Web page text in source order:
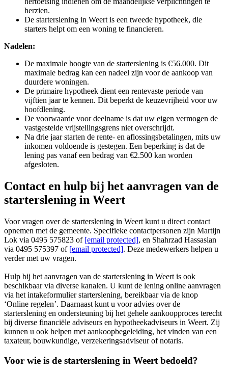
herzien.
De starterslening in Weert is een tweede hypotheek, die
starters helpt om een woning te financieren.
Nadelen:
De maximale hoogte van de starterslening is €56.000. Dit
maximale bedrag kan een nadeel zijn voor de aankoop van
duurdere woningen.
De primaire hypotheek dient een rentevaste periode van
vijftien jaar te kennen. Dit beperkt de keuzevrijheid voor uw
hoofdlening.
De voorwaarde voor deelname is dat uw eigen vermogen de
vastgestelde vrijstellingsgrens niet overschrijdt.
Na drie jaar starten de rente- en aflossingsbetalingen, mits uw
inkomen voldoende is gestegen. Een beperking is dat de
lening pas vanaf een bedrag van €2.500 kan worden
afgesloten.
Contact en hulp bij het aanvragen van de
starterslening in Weert
Voor vragen over de starterslening in Weert kunt u direct contact
opnemen met de gemeente. Specifieke contactpersonen zijn Martijn
Lok via 0495 575823 of [email protected], en Shahrzad Hassasian
via 0495 575397 of [email protected]. Deze medewerkers helpen u
verder met uw vragen.
Hulp bij het aanvragen van de starterslening in Weert is ook
beschikbaar via diverse kanalen. U kunt de lening online aanvragen
via het intakeformulier starterslening, bereikbaar via de knop
‘Online regelen’. Daarnaast kunt u voor advies over de
starterslening en ondersteuning bij het gehele aankoopproces terecht
bij diverse financiële adviseurs en hypotheekadviseurs in Weert. Zij
kunnen u ook helpen met aankoopbegeleiding, het vinden van een
taxateur, bouwkundige, verzekeringsadviseur of notaris.
Voor wie is de starterslening in Weert bedoeld?